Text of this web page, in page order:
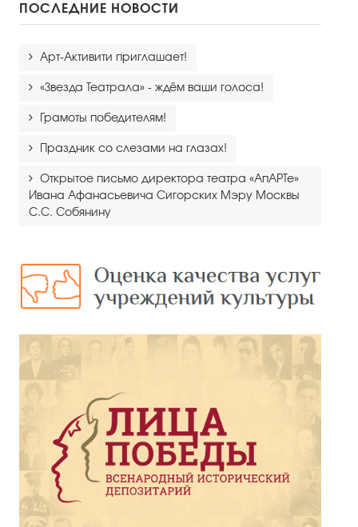
ПОСЛЕДНИЕ НОВОСТИ
Арт-Активити приглашает!
«Звезда Театрала» - ждём ваши голоса!
Грамоты победителям!
Праздник со слезами на глазах!
Открытое письмо директора театра «АпАРТе»
Ивана Афанасьевича Сигорских Мэру Москвы
С.С. Собянину